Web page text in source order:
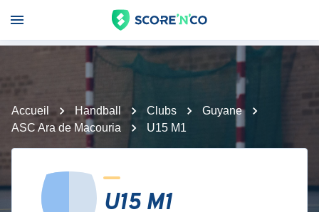
Accueil Handball Clubs
Guyane
ASC Ara de Macouria
U15 M1
U15 M1